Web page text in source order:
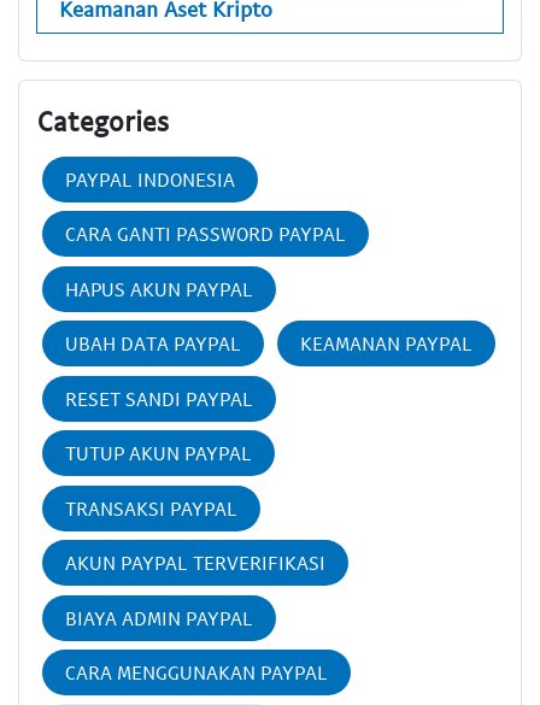
Keamanan Aset Kripto
Categories
PAYPAL INDONESIA
CARA GANTI PASSWORD PAYPAL
HAPUS AKUN PAYPAL
UBAH DATA PAYPAL KEAMANAN PAYPAL
RESET SANDI PAYPAL
TUTUP AKUN PAYPAL
TRANSAKSI PAYPAL
AKUN PAYPAL TERVERIFIKASI
BIAYA ADMIN PAYPAL
CARA MENGGUNAKAN PAYPAL